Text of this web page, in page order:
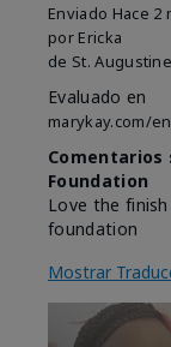
Enviado Hace 2
por Ericka
de St. Augustine
Evaluado en
marykay.com/
Comentarios
Foundation
Love the
foundation
Mostrar